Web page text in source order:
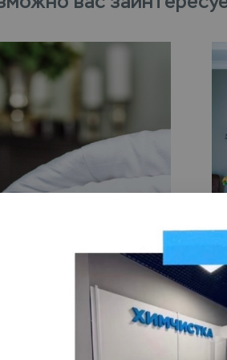
VIP
полуторного